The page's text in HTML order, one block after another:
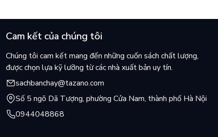
Cam kết của chúng tôi
Chúng tôi cam kết mang đến những cuốn sách chất lượng,
được chọn lựa kỹ lưỡng từ các nhà xuất bản uy tín.
sachbanchay@tazano.com
Số 5 ngõ Dã Tượng, phường Cửa Nam, thành phố Hà Nội
0944048868